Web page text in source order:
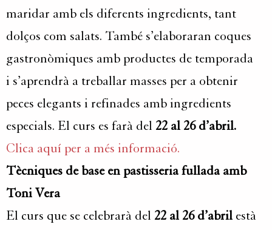
maridar amb els diferents ingredients, tant
dolços com salats. També s’elaboraran coques
gastronòmiques amb productes de temporada
i s’aprendrà a treballar masses per a obtenir
peces elegants i refinades amb ingredients
especials. El curs es farà del 22 al 26 d’abril.
Clica aquí per a més informació.
Tècniques de base en pastisseria fullada amb
Toni Vera
El curs que se celebrarà del 22 al 26 d’abril està